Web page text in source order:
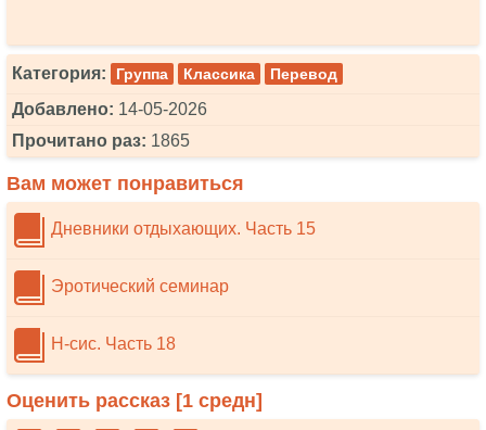
Категория: Группа Классика Перевод
Добавлено: 14-05-2026
Прочитано раз: 1865
Вам может понравиться
Дневники отдыхающих. Часть 15
Эротический семинар
Н-сис. Часть 18
Оценить рассказ [1 средн]